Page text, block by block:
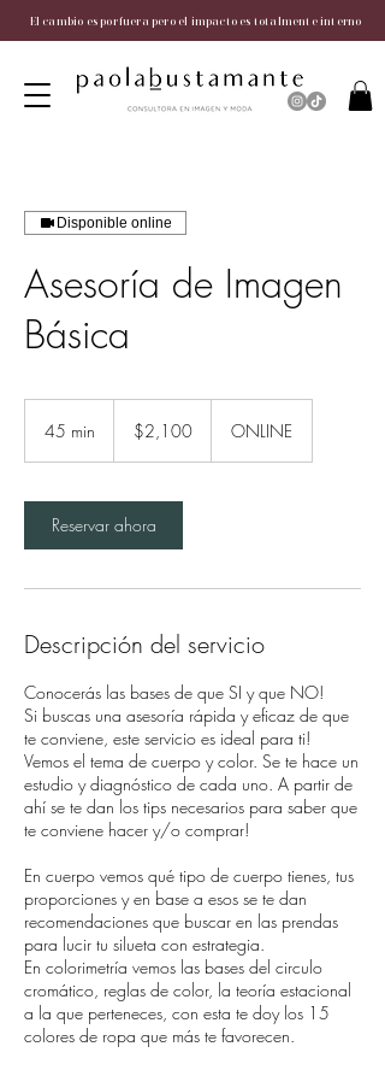
El cambio es por fuera pero el impacto es totalmente interno
Disponible online
Asesoría de Imagen
Básica
45 min
m
i
n
mexicanos
$2,100 ONLINE
Reservar ahora
Descripción del servicio
Conocerás las bases de que SI y que NO!
Si buscas una asesoría rápida y eficaz de que
te conviene, este servicio es ideal para ti!
Vemos el tema de cuerpo y color. Se te hace un
estudio y diagnóstico de cada uno. A partir de
ahí se te dan los tips necesarios para saber que
te conviene hacer y/o comprar!
En cuerpo vemos qué tipo de cuerpo tienes, tus
proporciones y en base a esos se te dan
recomendaciones que buscar en las prendas
para lucir tu silueta con estrategia.
En colorimetría vemos las bases del circulo
cromático, reglas de color, la teoría estacional
a la que perteneces, con esta te doy los 15
colores de ropa que más te favorecen.